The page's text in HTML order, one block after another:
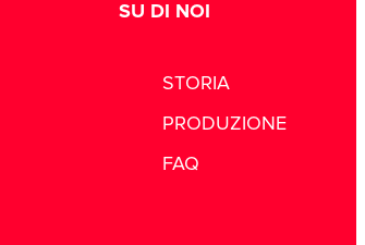
SU DI NOI
STORIA
PRODUZIONE
FAQ